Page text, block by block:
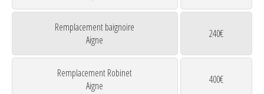
Remplacement baignoire
Aigne
240€
Remplacement Robinet
Aigne
400€